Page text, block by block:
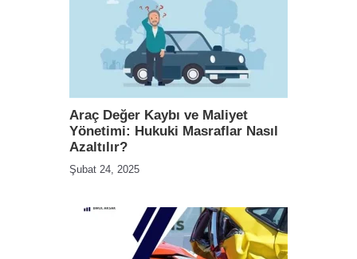
Araç Değer Kaybı ve Maliyet
Yönetimi: Hukuki Masraflar Nasıl
Azaltılır?
Şubat 24, 2025